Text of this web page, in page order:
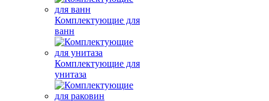
Комплектующие для
ванн
Комплектующие для
унитаза